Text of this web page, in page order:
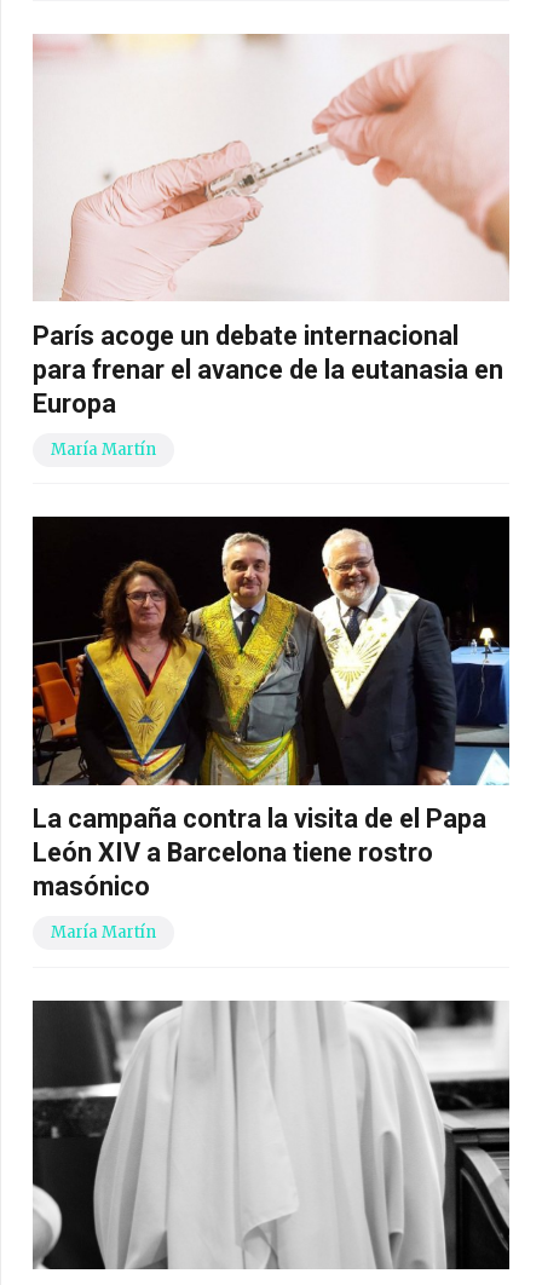
París acoge un debate internacional
para frenar el avance de la eutanasia en
Europa
María Martín
La campaña contra la visita de el Papa
León XIV a Barcelona tiene rostro
masónico
María Martín